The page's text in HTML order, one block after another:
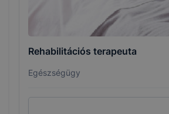
Rehabilitációs terapeuta
Egészségügy